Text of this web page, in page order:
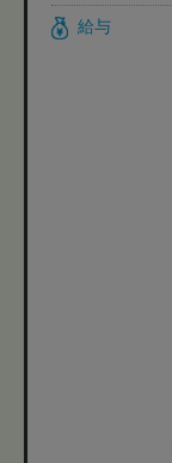
給与